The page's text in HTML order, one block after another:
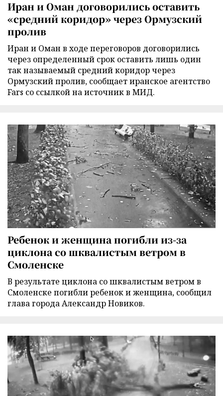
Иран и Оман договорились оставить
«средний коридор» через Ормузский
пролив
Иран и Оман в ходе переговоров договорились
через определенный срок оставить лишь один
так называемый средний коридор через
Ормузский пролив, сообщает иранское агентство
Fars со ссылкой на источник в МИД.
Ребенок и женщина погибли из-за
циклона со шквалистым ветром в
Смоленске
В результате циклона со шквалистым ветром в
Смоленске погибли ребенок и женщина, сообщил
глава города Александр Новиков.